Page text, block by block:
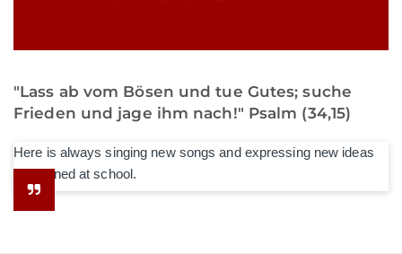
"Lass ab vom Bösen und tue Gutes; suche
Frieden und jage ihm nach!" Psalm (34,15)
Here is always singing new songs and expressing new ideas
he learned at school.